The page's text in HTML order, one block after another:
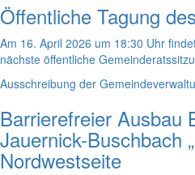
Öffentliche Tagung
Am 16. April 2026 um 18:30 Uhr
nächste öffentliche
Ausschreibung der
Barrierefreier Ausbau
Jauernick-Buschbach
Nordwestseite